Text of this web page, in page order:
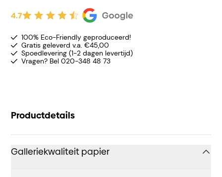
4.7
100% Eco-Friendly geproduceerd!
Gratis geleverd v.a. €45,00
Spoedlevering (1-2 dagen levertijd)
Vragen? Bel 020-348 48 73
Productdetails
Galleriekwaliteit papier